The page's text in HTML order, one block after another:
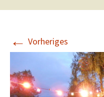
← Vorheriges